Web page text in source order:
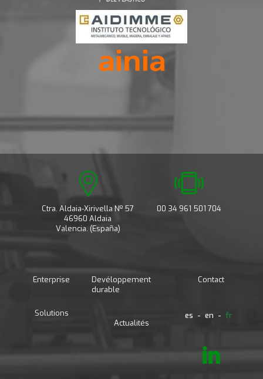
Ctra. Aldaia-Xirivella Nº 57
46960 Aldaia
Valencia. (España)
00 34 961 501 704
Enterprise
Solutions
Devéloppement
durable
Actualités
Contact
es en fr